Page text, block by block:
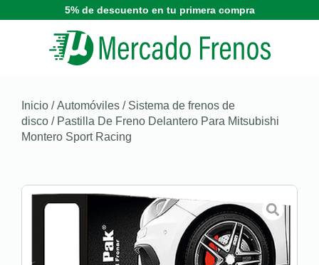
5% de descuento en tu primera compra
Inicio /Automóviles / Sistema de frenos de
disco / Pastilla De Freno Delantero Para Mitsubishi
Montero Sport Racing